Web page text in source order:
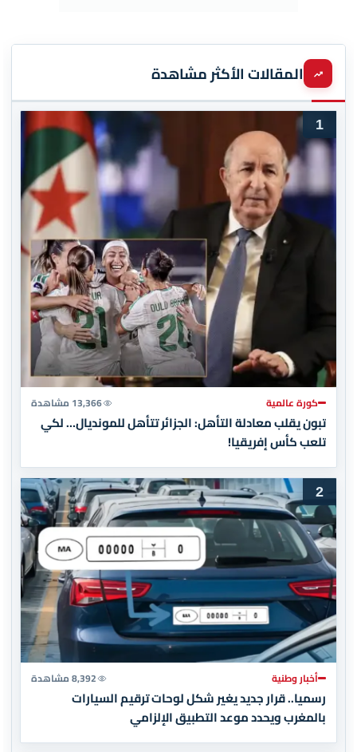
المقالات الأكثر مشاهدة
1
كورة عالمية 13,366 مشاهدة
تبون يقلب معادلة التأهل: الجزائر تتأهل للمونديال… لكي
تلعب كأس إفريقيا!
2
أخبار وطنية 8,392 مشاهدة
رسميا.. قرار جديد يغير شكل لوحات ترقيم السيارات
بالمغرب ويحدد موعد التطبيق الإلزامي